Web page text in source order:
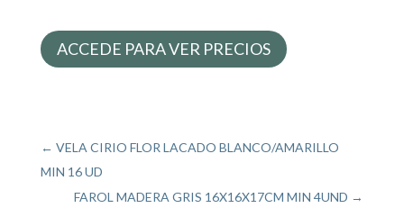
ACCEDE PARA VER PRECIOS
← VELA CIRIO FLOR LACADO BLANCO/AMARILLO
MIN 16 UD
FAROL MADERA GRIS 16X16X17CM MIN 4UND →